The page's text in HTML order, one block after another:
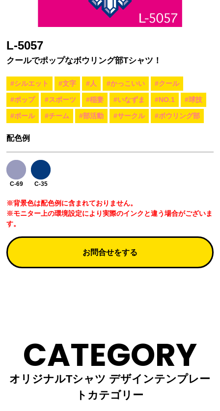
L-5057
クールでポップなボウリング部Tシャツ！
#シルエット #文字 #人 #かっこいい #クール
#ポップ #スポーツ #稲妻 #いなずま #NO.1 #球技
#ボール #チーム #部活動 #サークル #ボウリング部
配色例
C-69 C-35
※背景色は配色例に含まれておりません。
※モニター上の環境設定により実際のインクと違う場合がございま
す。
お問合せをする
CATEGORY
オリジナルTシャツ デザインテンプレー
トカテゴリー